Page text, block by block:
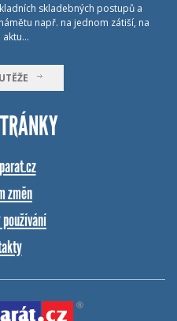
skladebných postupů a
např. na jednom zátiší, na
aktu…
změn